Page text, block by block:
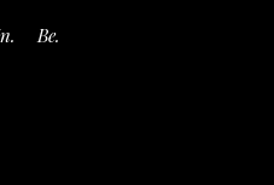
Be.